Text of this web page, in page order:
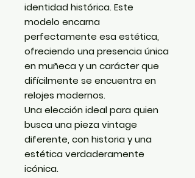
identidad histórica. Este
modelo encarna
perfectamente esa estética,
ofreciendo una presencia única
en muñeca y un carácter que
difícilmente se encuentra en
relojes modernos.
Una elección ideal para quien
busca una pieza vintage
diferente, con historia y una
estética verdaderamente
icónica.